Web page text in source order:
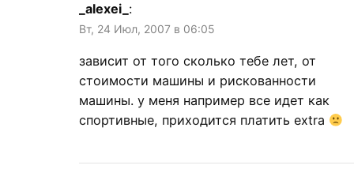
_alexei_ :
Вт, 24 Июл, 2007 в 06:05
зависит от того сколько тебе лет, от
стоимости машины и рискованности
машины. у меня например все идет как
спортивные, приходится платить extra